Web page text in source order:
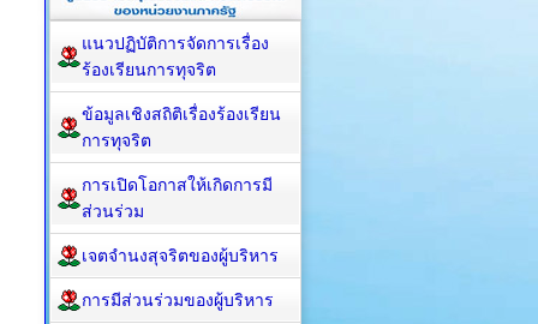
แนวปฏิบัติการจัดการเรื่อง
ร้องเรียนการทุจริต
ข้อมูลเชิงสถิติเรื่องร้องเรียน
การทุจริต
การเปิดโอกาสให้เกิดการมี
ส่วนร่วม
เจตจำนงสุจริตของผู้บริหาร
การมีส่วนร่วมของผู้บริหาร